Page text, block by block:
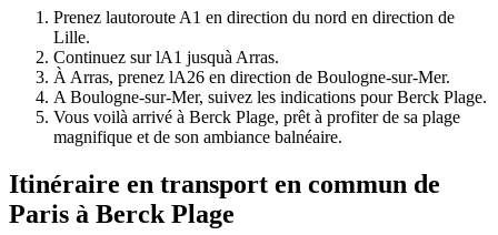
Prenez lautoroute A1 en direction du nord en direction de
Lille.
Continuez sur lA1 jusquà Arras.
À Arras, prenez lA26 en direction de Boulogne-sur-Mer.
A Boulogne-sur-Mer, suivez les indications pour Berck Plage.
Vous voilà arrivé à Berck Plage, prêt à profiter de sa plage
magnifique et de son ambiance balnéaire.
Itinéraire en transport en commun de
Paris à Berck Plage